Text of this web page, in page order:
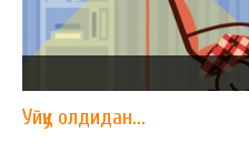
Уйқу олдидан...